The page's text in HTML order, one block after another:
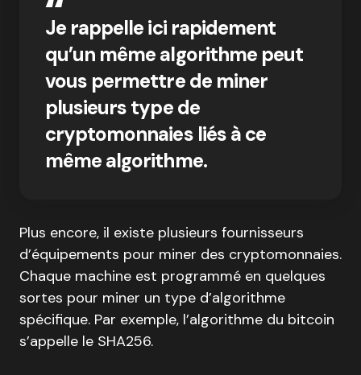
Je rappelle ici rapidement
qu’un même algorithme peut
vous permettre de miner
plusieurs type de
cryptomonnaies liés à ce
même algorithme.
Plus encore, il existe plusieurs fournisseurs
d’équipements pour miner des cryptomonnaies.
Chaque machine est programmé en quelques
sortes pour miner un type d’algorithme
spécifique. Par exemple, l’algorithme du bitcoin
s’appelle le SHA256.